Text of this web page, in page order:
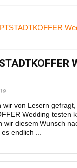
wir von Lesern
Wedding testen
wir diesem Wunsch
endlich ...